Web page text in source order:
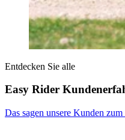
Entdecken Sie alle
Easy Rider
Das sagen unsere Kunden